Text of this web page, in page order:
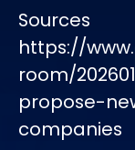
Sources
https://
room/
propose-
companies